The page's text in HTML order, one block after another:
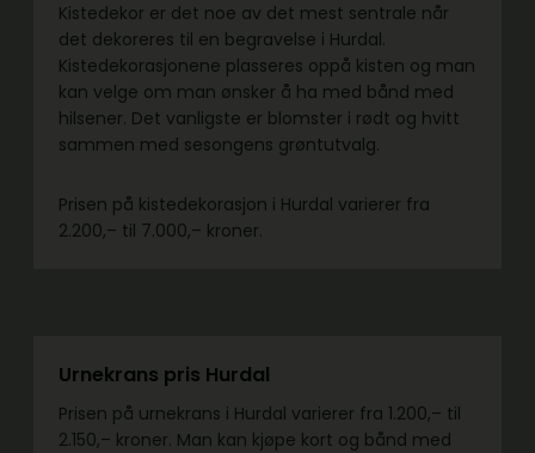
Kistedekor er det noe av det mest sentrale når
det dekoreres til en begravelse i Hurdal.
Kistedekorasjonene plasseres oppå kisten og man
kan velge om man ønsker å ha med bånd med
hilsener. Det vanligste er blomster i rødt og hvitt
sammen med sesongens grøntutvalg.
Prisen på kistedekorasjon i Hurdal varierer fra
2.200,– til 7.000,– kroner.
Urnekrans pris Hurdal
Prisen på urnekrans i Hurdal varierer fra 1.200,– til
2.150,– kroner. Man kan kjøpe kort og bånd med